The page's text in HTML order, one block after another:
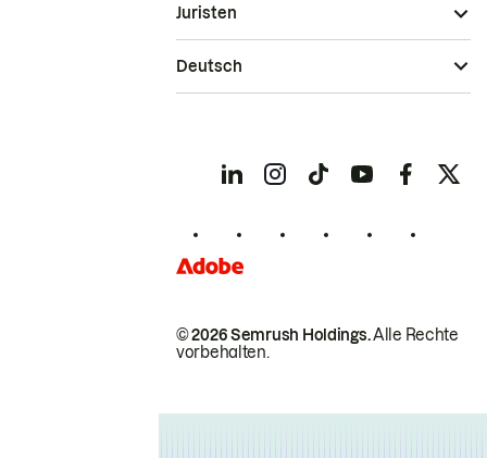
© 2026 Semrush Holdings.Alle Rechte
vorbehalten.
Juristen
Deutsch